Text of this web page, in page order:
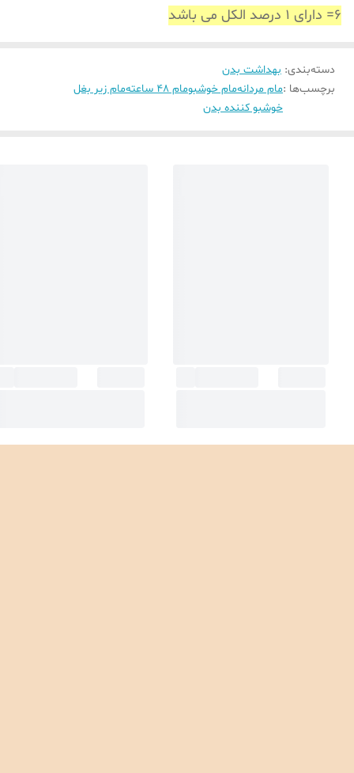
6= دارای 1 درصد الکل می باشد
دسته‌بندی: بهداشت بدن
برچسب‌ها :مام مردانهمام خوشبومام 48 ساعته
مام زیر بغل
خوشبو کننده بدن